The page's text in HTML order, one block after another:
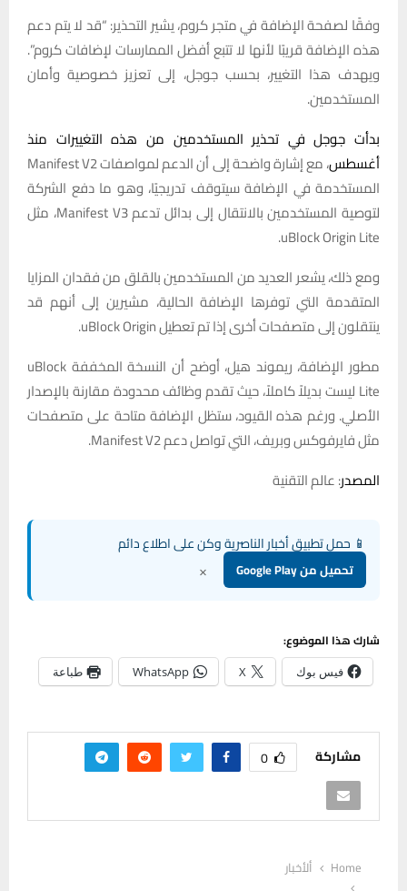
وفقًا لصفحة الإضافة في متجر كروم، يشير التحذير: “قد لا يتم دعم
هذه الإضافة قريبًا لأنها لا تتبع أفضل الممارسات لإضافات كروم”.
ويهدف هذا التغيير، بحسب جوجل، إلى تعزيز خصوصية وأمان
المستخدمين.
بدأت جوجل في تحذير المستخدمين من هذه التغييرات منذ
أغسطس
، مع إشارة واضحة إلى أن الدعم لمواصفات Manifest V2
المستخدمة في الإضافة سيتوقف تدريجيًا، وهو ما دفع الشركة
لتوصية المستخدمين بالانتقال إلى بدائل تدعم Manifest V3، مثل
uBlock Origin Lite.
ومع ذلك، يشعر العديد من المستخدمين بالقلق من فقدان المزايا
المتقدمة التي توفرها الإضافة الحالية، مشيرين إلى أنهم قد
ينتقلون إلى متصفحات أخرى إذا تم تعطيل uBlock Origin.
مطور الإضافة، ريموند هيل، أوضح أن النسخة المخففة uBlock
Lite ليست بديلاً كاملاً، حيث تقدم وظائف محدودة مقارنة بالإصدار
الأصلي. ورغم هذه القيود، ستظل الإضافة متاحة على متصفحات
مثل فايرفوكس وبريف، التي تواصل دعم Manifest V2.
المصدر: عالم التقنية
📱 حمل تطبيق أخبار الناصرية وكن على اطلاع دائم
تحميل من Google Play ×
شارك هذا الموضوع:
فيس بوك X
WhatsApp طباعة
مشاركة 0
Home
ألأخبار